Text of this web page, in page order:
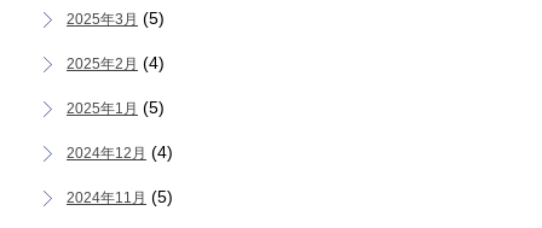
2025年3月 (5)
2025年2月 (4)
2025年1月 (5)
2024年12月 (4)
2024年11月 (5)